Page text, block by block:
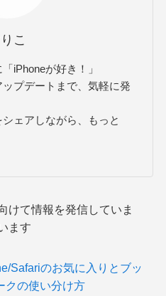
こ
iPhoneが好き！」
プデートまで、気軽に発
ェアしながら、もっと
けて情報を発信していま
ます
Safariのお気に入りとブッ
クの使い分け方